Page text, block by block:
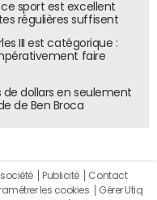
ce sport est excellent
régulières suffisent
III est catégorique :
faire
de dollars en seulement
de Ben Broca
société Publicité
Contact
les cookies Gérer Utiq